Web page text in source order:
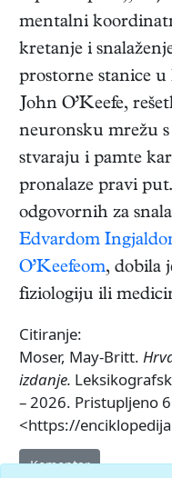
mentalni
kretanje i
prostorne stanice
John O’Keefe,
neuronsku mrežu
stvaraju i pamte
pronalaze pravi
odgovornih za
Edvardom
O’Keefeom, dobila
fiziologiju ili
Citiranje:
Moser, May-Britt.
izdanje.
– 2026. Pristupljeno
<https://
Komentar